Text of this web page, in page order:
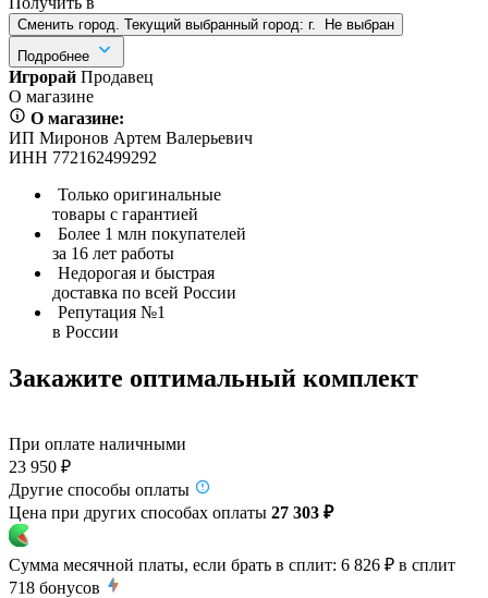
Сменить город. Текущий выбранный город: г.
Не выбран
Подробнее
Игрорай Продавец
О магазине
О магазине:
ИП Миронов Артем Валерьевич
ИНН 772162499292
Только оригинальные
товары с гарантией
Более 1 млн покупателей
за 16 лет работы
Недорогая и быстрая
доставка по всей России
Репутация №1
в России
Закажите оптимальный комплект
При оплате наличными
23 950 ₽
Другие способы оплаты
Цена при других способах оплаты 27 303 ₽
Сумма месячной платы, если брать в сплит: 6 826 ₽ в сплит
718 бонусов